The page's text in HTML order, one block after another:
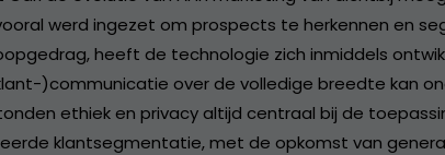
werd ingezet om prospects te herkennen en
heeft de technologie zich inmiddels
)communicatie over de volledige breedte kan
ethiek en privacy altijd centraal bij de
klantsegmentatie, met de opkomst van